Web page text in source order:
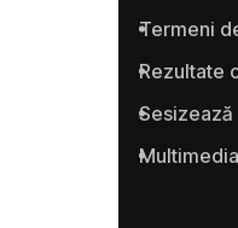
Termeni
Rezultate
Sesizează
Multimedia